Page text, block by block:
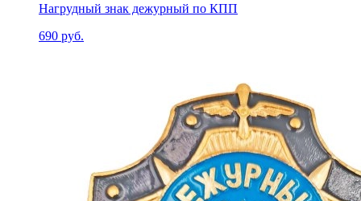
Нагрудный знак дежурный по КПП
690 руб.